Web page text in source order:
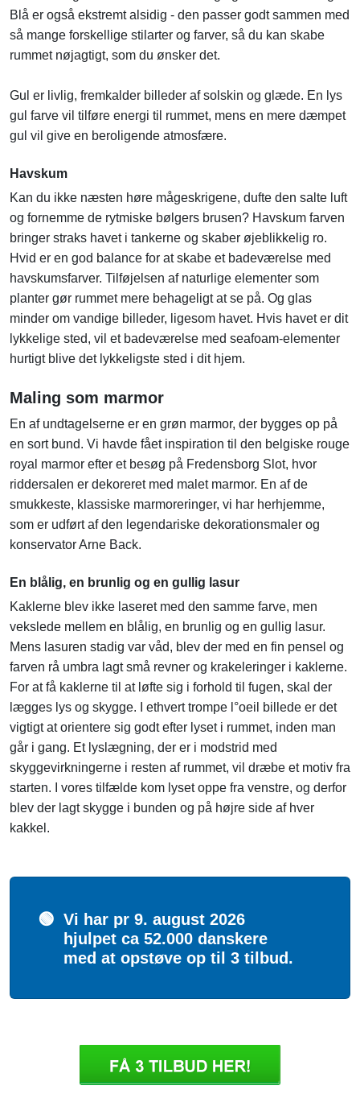
Blå er også ekstremt alsidig - den passer godt sammen med
så mange forskellige stilarter og farver, så du kan skabe
rummet nøjagtigt, som du ønsker det.
Gul er livlig, fremkalder billeder af solskin og glæde. En lys
gul farve vil tilføre energi til rummet, mens en mere dæmpet
gul vil give en beroligende atmosfære.
Havskum
Kan du ikke næsten høre mågeskrigene, dufte den salte luft
og fornemme de rytmiske bølgers brusen? Havskum farven
bringer straks havet i tankerne og skaber øjeblikkelig ro.
Hvid er en god balance for at skabe et badeværelse med
havskumsfarver. Tilføjelsen af naturlige elementer som
planter gør rummet mere behageligt at se på. Og glas
minder om vandige billeder, ligesom havet. Hvis havet er dit
lykkelige sted, vil et badeværelse med seafoam-elementer
hurtigt blive det lykkeligste sted i dit hjem.
Maling som marmor
En af undtagelserne er en grøn marmor, der bygges op på
en sort bund. Vi havde fået inspiration til den belgiske rouge
royal marmor efter et besøg på Fredensborg Slot, hvor
riddersalen er dekoreret med malet marmor. En af de
smukkeste, klassiske marmoreringer, vi har herhjemme,
som er udført af den legendariske dekorationsmaler og
konservator Arne Back.
En blålig, en brunlig og en gullig lasur
Kaklerne blev ikke laseret med den samme farve, men
vekslede mellem en blålig, en brunlig og en gullig lasur.
Mens lasuren stadig var våd, blev der med en fin pensel og
farven rå umbra lagt små revner og krakeleringer i kaklerne.
For at få kaklerne til at løfte sig i forhold til fugen, skal der
lægges lys og skygge. I ethvert trompe l°oeil billede er det
vigtigt at orientere sig godt efter lyset i rummet, inden man
går i gang. Et lyslægning, der er i modstrid med
skyggevirkningerne i resten af rummet, vil dræbe et motiv fra
starten. I vores tilfælde kom lyset oppe fra venstre, og derfor
blev der lagt skygge i bunden og på højre side af hver
kakkel.
🟢 Vi har pr 9. august 2026
hjulpet ca 52.000 danskere
med at opstøve op til 3 tilbud.